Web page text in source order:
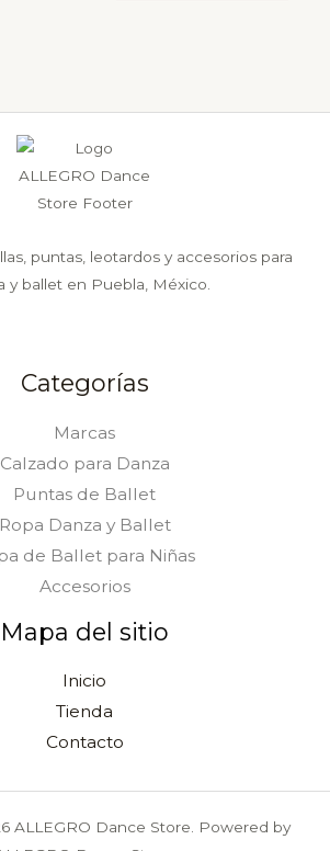
página
producto
puntas, leotardos y accesorios para
y ballet en Puebla, México.
Categorías
Marcas
Calzado para Danza
Puntas de Ballet
Ropa Danza y Ballet
de Ballet para Niñas
Accesorios
Mapa del sitio
Inicio
Tienda
Contacto
ALLEGRO Dance Store. Powered by